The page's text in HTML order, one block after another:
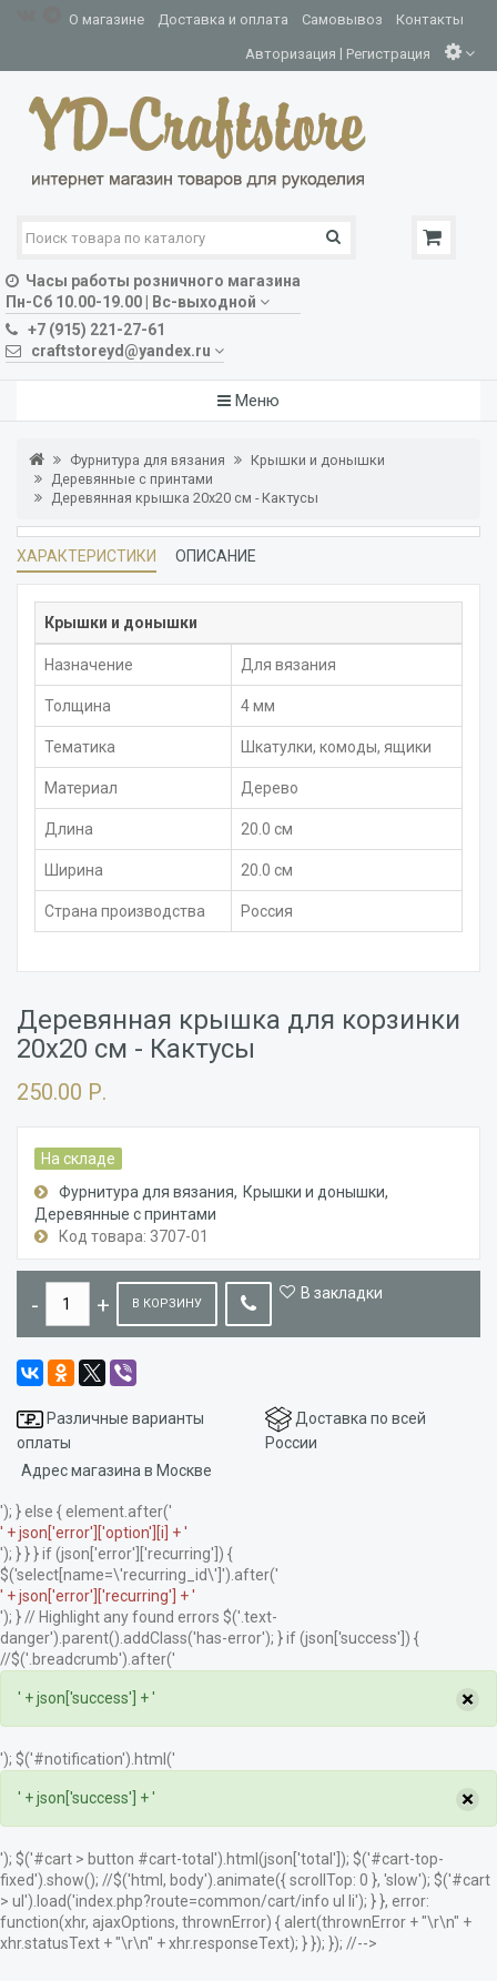
О магазине Доставка и оплата Самовывоз Контакты
Авторизация | Регистрация
Часы работы розничного магазина
Пн-Сб 10.00-19.00 | Вс-выходной
+7 (915) 221-27-61
craftstoreyd@yandex.ru
Меню
Фурнитура для вязания
Крышки и донышки
Деревянные с принтами
Деревянная крышка 20x20 см - Кактусы
ХАРАКТЕРИСТИКИ ОПИСАНИЕ
Крышки и донышки
Назначение Для вязания
Толщина 4 мм
Тематика Шкатулки, комоды, ящики
Материал Дерево
Длина 20.0 см
Ширина 20.0 см
Страна производства Россия
Деревянная крышка для корзинки
20x20 см - Кактусы
250.00 Р.
На складе
Фурнитура для вязания
Крышки и донышки
Деревянные с принтами
Код товара: 3707-01
В КОРЗИНУ
В закладки
Различные варианты
оплаты
Доставка по всей
России
Адрес магазина в Москве
'); } else { element.after('
' + json['error']['option'][i] + '
'); } } } if (json['error']['recurring']) {
$('select[name=\'recurring_id\']').after('
' + json['error']['recurring'] + '
'); } // Highlight any found errors $('.text-
danger').parent().addClass('has-error'); } if (json['success']) {
//$('.breadcrumb').after('
' + json['success'] + ' ×
'); $('#notification').html('
' + json['success'] + ' ×
'); $('#cart > button #cart-total').html(json['total']); $('#cart-top-
fixed').show(); //$('html, body').animate({ scrollTop: 0 }, 'slow'); $('#cart
> ul').load('index.php?route=common/cart/info ul li'); } }, error:
function(xhr, ajaxOptions, thrownError) { alert(thrownError + "\r\n" +
xhr.statusText + "\r\n" + xhr.responseText); } }); }); //-->